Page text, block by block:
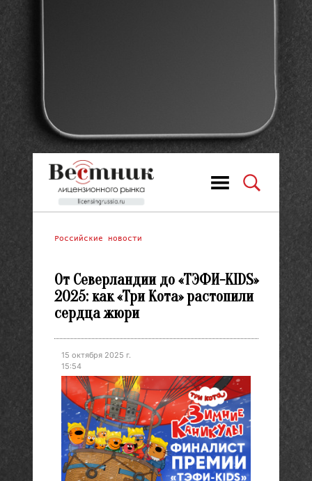
Российские новости
От Северландии до «ТЭФИ-KIDS»
2025: как «Три Кота» растопили
сердца жюри
15 октября 2025 г.
15:54